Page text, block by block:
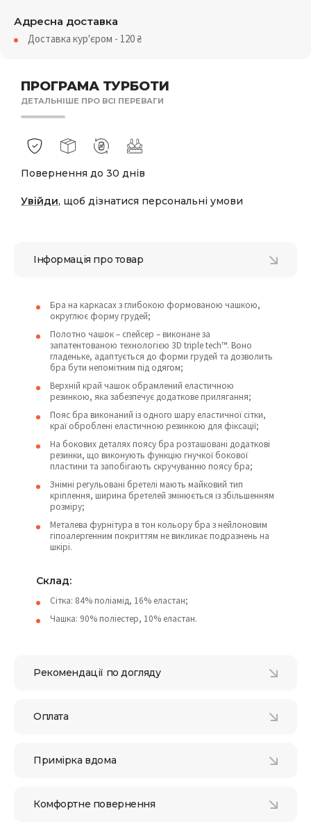
ПРОГРАМА ТУРБОТИ
ДЕТАЛЬНІШЕ ПРО ВСІ ПЕРЕВАГИ
Повернення до 30 днів
Увійди, щоб дізнатися персональні умови
Адресна доставка
Доставка кур'єром - 120₴
Інформація про товар
Бра на каркасах з глибокою формованою чашкою,
округлює форму грудей;
Полотно чашок – спейсер – виконане за
запатентованою технологією 3D triple tech™. Воно
гладеньке, адаптується до форми грудей та дозволить
бра бути непомітним під одягом;
Верхній край чашок обрамлений еластичною
резинкою, яка забезпечує додаткове прилягання;
Пояс бра виконаний із одного шару еластичної сітки,
краї оброблені еластичною резинкою для фіксації;
На бокових деталях поясу бра розташовані додаткові
резинки, що виконують функцію гнучкої бокової
пластини та запобігають скручуванню поясу бра;
Знімні регульовані бретелі мають майковий тип
кріплення, ширина бретелей змінюється із збільшенням
розміру;
Металева фурнітура в тон кольору бра з нейлоновим
гіпоалергенним покриттям не викликає подразнень на
шкірі.
Склад:
Сітка: 84% поліамід, 16% еластан;
Чашка: 90% поліестер, 10% еластан.
Рекомендації по догляду
Оплата
Примірка вдома
Комфортне повернення